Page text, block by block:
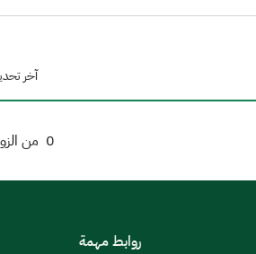
آخر تحديث: 18 يونيو 2026 01:16 م
0 من
روابط مهمة